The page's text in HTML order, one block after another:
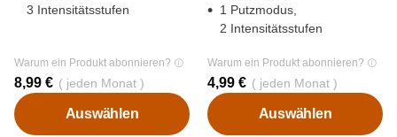
3 Intensitätsstufen
Warum ein Produkt abonnieren?
8,99 € ( jeden Monat )
Auswählen
1 Putzmodus,
2 Intensitätsstufen
Warum ein Produkt abonnieren?
4,99 € ( jeden Monat )
Auswählen